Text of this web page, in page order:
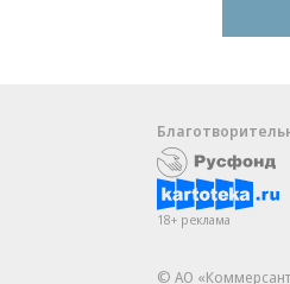
18+ реклама
© АО